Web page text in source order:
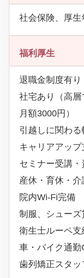
社会保険、厚
福利厚生
退職金制度有り
社宅あり（高
月額3000円）
引越しに関わる
キャリアアップ
セミナー受講・
産休・育休・介
院内Wi-Fi完備
制服、シューズ
衛生士ルーペ支
車・バイク通勤
歯列矯正スタッ